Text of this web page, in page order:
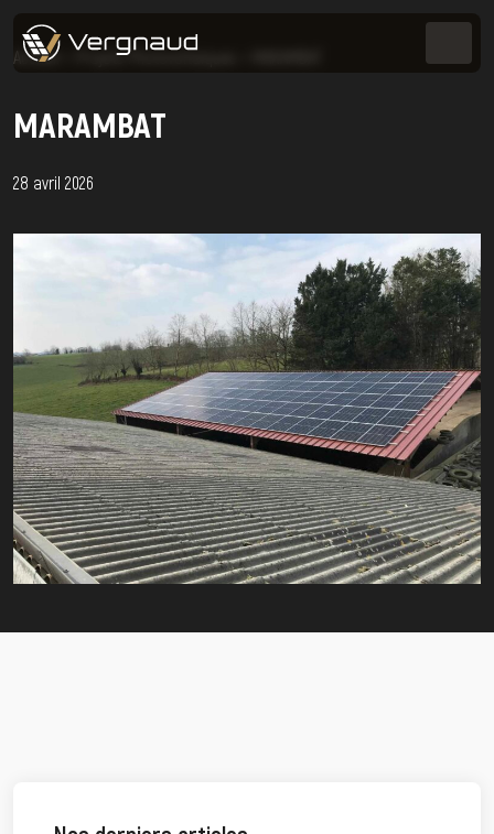
Accueil Projets Photovoltaïques
MARAMBAT
28 avril 2026